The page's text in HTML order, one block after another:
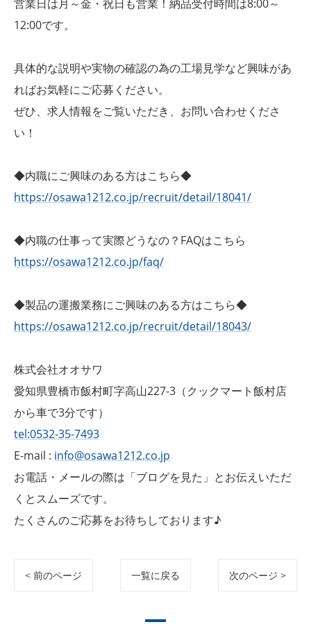
営業日は月～金・祝日も営業！納品受付時間は8:00～
12:00です。
具体的な説明や実物の確認の為の工場見学など興味があ
ればお気軽にご応募ください。
ぜひ、求人情報をご覧いただき、お問い合わせくださ
い！
◆内職にご興味のある方はこちら◆
https://osawa1212.co.jp/recruit/detail/18041/
◆内職の仕事って実際どうなの？FAQはこちら
https://osawa1212.co.jp/faq/
◆製品の運搬業務にご興味のある方はこちら◆
https://osawa1212.co.jp/recruit/detail/18043/
株式会社オオサワ
愛知県豊橋市飯村町字高山227-3（クックマート飯村店
から車で3分です）
tel:0532-35-7493
E-mail : info@osawa1212.co.jp
お電話・メールの際は「ブログを見た」とお伝えいただ
くとスムーズです。
たくさんのご応募をお待ちしております♪
< 前のページ 一覧に戻る 次のページ >